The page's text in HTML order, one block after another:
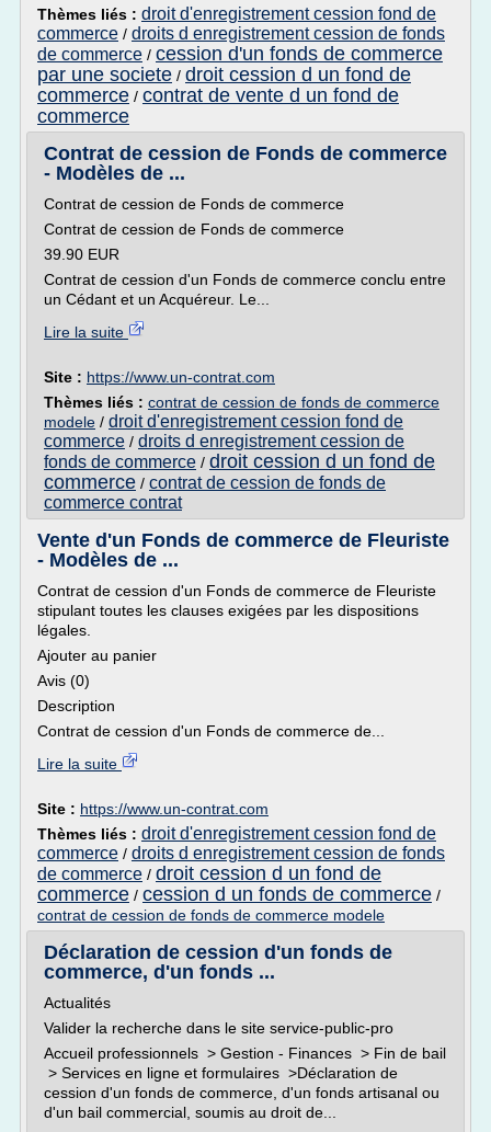
Thèmes liés : droit d'enregistrement cession fond de
commerce / droits d enregistrement cession de fonds
de commerce / cession d'un fonds de commerce
par une societe / droit cession d un fond de
commerce / contrat de vente d un fond de
commerce
Contrat de cession de Fonds de commerce
- Modèles de ...
Contrat de cession de Fonds de commerce
Contrat de cession de Fonds de commerce
39.90 EUR
Contrat de cession d'un Fonds de commerce conclu entre
un Cédant et un Acquéreur. Le...
Lire la suite
Site : https://www.un-contrat.com
Thèmes liés : contrat de cession de fonds de commerce
modele / droit d'enregistrement cession fond de
commerce / droits d enregistrement cession de
fonds de commerce / droit cession d un fond de
commerce / contrat de cession de fonds de
commerce contrat
Vente d'un Fonds de commerce de Fleuriste
- Modèles de ...
Contrat de cession d'un Fonds de commerce de Fleuriste
stipulant toutes les clauses exigées par les dispositions
légales.
Ajouter au panier
Avis (0)
Description
Contrat de cession d'un Fonds de commerce de...
Lire la suite
Site : https://www.un-contrat.com
Thèmes liés : droit d'enregistrement cession fond de
commerce / droits d enregistrement cession de fonds
de commerce / droit cession d un fond de
commerce / cession d un fonds de commerce /
contrat de cession de fonds de commerce modele
Déclaration de cession d'un fonds de
commerce, d'un fonds ...
Actualités
Valider la recherche dans le site service-public-pro
Accueil professionnels > Gestion - Finances > Fin de bail
> Services en ligne et formulaires >Déclaration de
cession d'un fonds de commerce, d'un fonds artisanal ou
d'un bail commercial, soumis au droit de...